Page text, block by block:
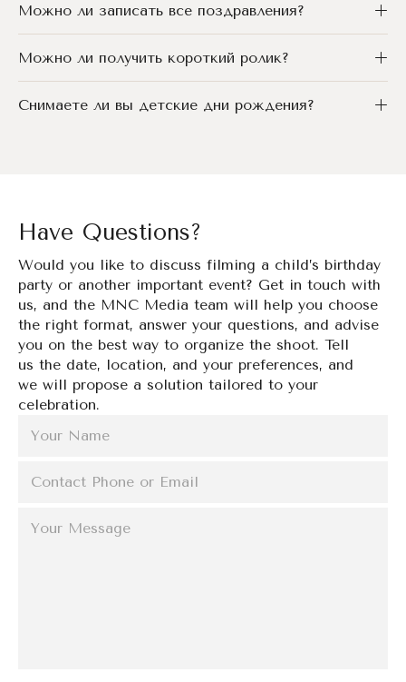
Можно ли записать все поздравления?
Можно ли получить короткий ролик?
Снимаете ли вы детские дни рождения?
Have Questions?
Would you like to discuss filming a child’s birthday
party or another important event? Get in touch with
us, and the MNC Media team will help you choose
the right format, answer your questions, and advise
you on the best way to organize the shoot. Tell
us the date, location, and your preferences, and
we will propose a solution tailored to your
celebration.